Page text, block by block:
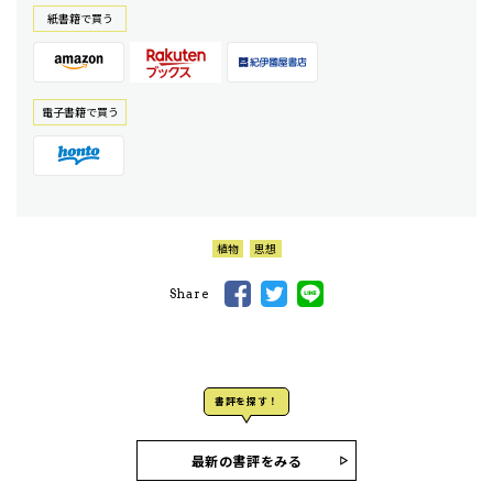
紙書籍で買う
電⼦書籍で買う
植物 思想
Share
書評を探す！
最新の書評をみる